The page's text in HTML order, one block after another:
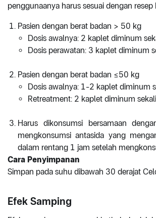
penggunaanya harus sesuai dengan resep
Pasien dengan berat badan > 50 kg
Dosis awalnya: 2 kaplet diminum
Dosis perawatan: 3 kaplet diminum
Pasien dengan berat badan ≤50 kg
Dosis awalnya: 1-2 kaplet diminum
Retreatment: 2 kaplet diminum
Harus dikonsumsi bersamaan
mengkonsumsi antasida yang
dalam rentang 1 jam setelah
Cara Penyimpanan
Simpan pada suhu dibawah 30 derajat
Efek Samping